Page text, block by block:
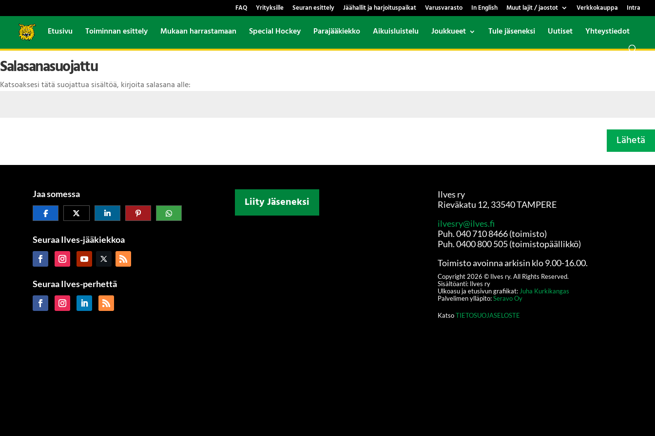
FAQ Yrityksille Seuran esittely Jäähallit ja harjoituspaikat Varusvarasto In English Muut lajit / jaostot Verkkokauppa Intra
Etusivu Toiminnan esittely Mukaan harrastamaan Special Hockey Parajääkiekko Aikuisluistelu Joukkueet Tule jäseneksi Uutiset Yhteystiedot
Salasanasuojattu
Katsoaksesi tätä suojattua sisältöä, kirjoita salasana alle:
Lähetä
Jaa somessa
Seuraa Ilves-jääkiekkoa
Seuraa Ilves-perhettä
Liity Jäseneksi
Ilves ry
Rieväkatu 12, 33540 TAMPERE
ilvesry@ilves.fi
Puh. 040 710 8466 (toimisto)
Puh. 0400 800 505 (toimistopäällikkö)
Toimisto avoinna arkisin klo 9.00-16.00.
Copyright2026 © Ilves ry. All Rights Reserved.
Sisältöanti: Ilves ry
Ulkoasu ja etusivun grafiikat:Juha Kurkikangas
Palvelimen ylläpito:Seravo Oy
KatsoTIETOSUOJASELOSTE